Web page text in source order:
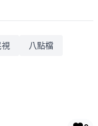
視 八點檔